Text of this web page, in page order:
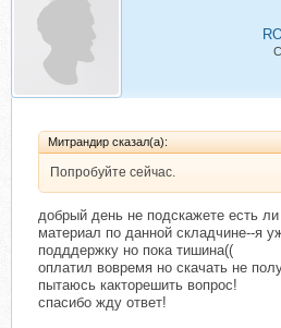
Митрандир сказал(а):
Попробуйте сейчас.
добрый день не подскажете есть
материал по данной складчине--я
подддержку но пока тишина((
оплатил вовремя но скачать не
пытаюсь какторешить вопрос!
спасибо жду ответ!